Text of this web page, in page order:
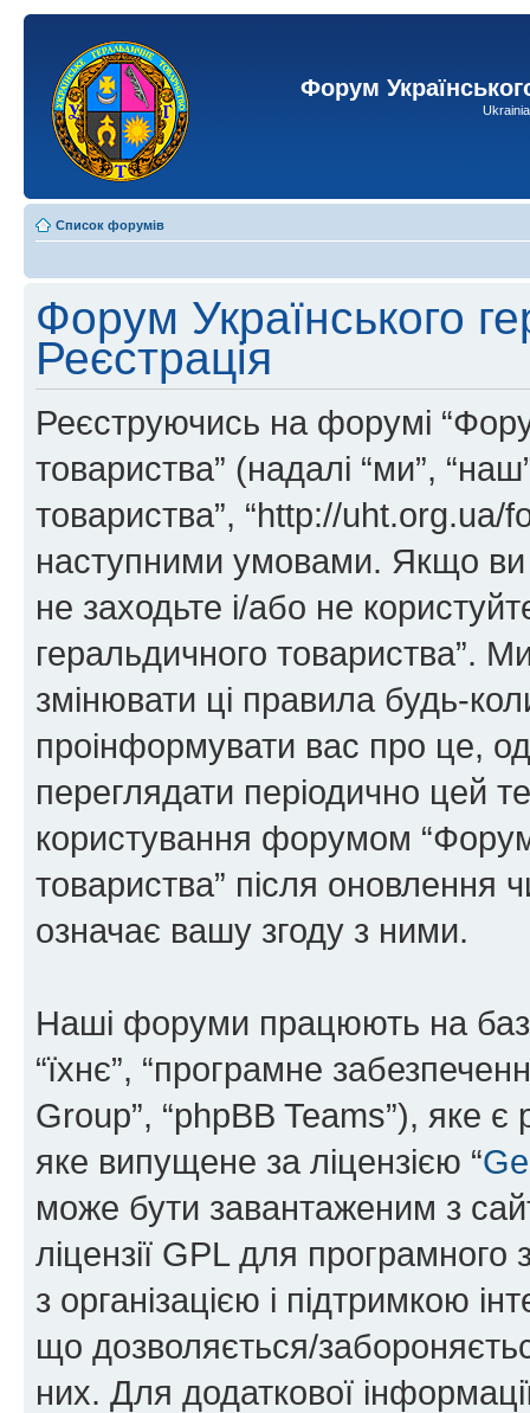
Форум
Список форумів
Форум Українського
Реєстрація
Реєструючись на форумі
товариства” (надалі “ми”,
товариства”, “http://uht.org.ua/
наступними умовами. Якщо ви
не заходьте і/або не
геральдичного товариства”.
змінювати ці правила будь-
проінформувати вас про це,
переглядати періодично цей
користування форумом
товариства” після оновлення
означає вашу згоду з ними.
Наші форуми працюють на
“їхнє”, “програмне
Group”, “phpBB Teams”), яке
яке випущене за ліцензією “
може бути завантаженим з
ліцензії GPL для
з організацією і підтримкою
що дозволяється/
них. Для додаткової